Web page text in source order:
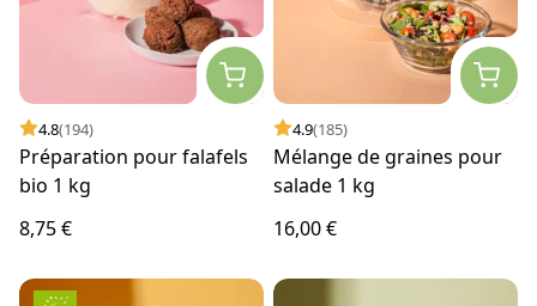
4.8(194)
Préparation pour falafels
bio 1 kg
8,75 €
4.9(185)
Mélange de graines pour
salade 1 kg
16,00 €